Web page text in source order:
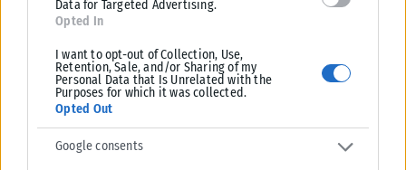
Data for Targeted Advertising.
Opted In
I want to opt-out of Collection, Use,
Retention, Sale, and/or Sharing of my
Personal Data that Is Unrelated with the
Purposes for which it was collected.
Opted Out
Google consents